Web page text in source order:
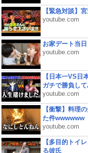
【緊急対談】
youtube.com
お家デート当日
youtube.com
【日本一VS日
ガチで勝負し
youtube.com
【衝撃】料理
た件wwwwww
youtube.com
【多目的トイ
る彼氏